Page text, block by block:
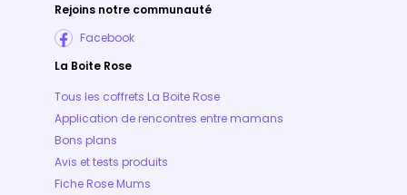
Rejoins notre communauté
Facebook
La Boite Rose
Tous les coffrets La Boite Rose
Application de rencontres entre mamans
Bons plans
Avis et tests produits
Fiche Rose Mums